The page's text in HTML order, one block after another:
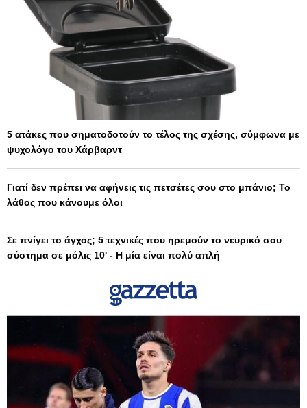
5 ατάκες που σηματοδοτούν το τέλος της σχέσης, σύμφωνα με
ψυχολόγο του Χάρβαρντ
Γιατί δεν πρέπει να αφήνεις τις πετσέτες σου στο μπάνιο; Το
λάθος που κάνουμε όλοι
Σε πνίγει το άγχος; 5 τεχνικές που ηρεμούν το νευρικό σου
σύστημα σε μόλις 10' - Η μία είναι πολύ απλή